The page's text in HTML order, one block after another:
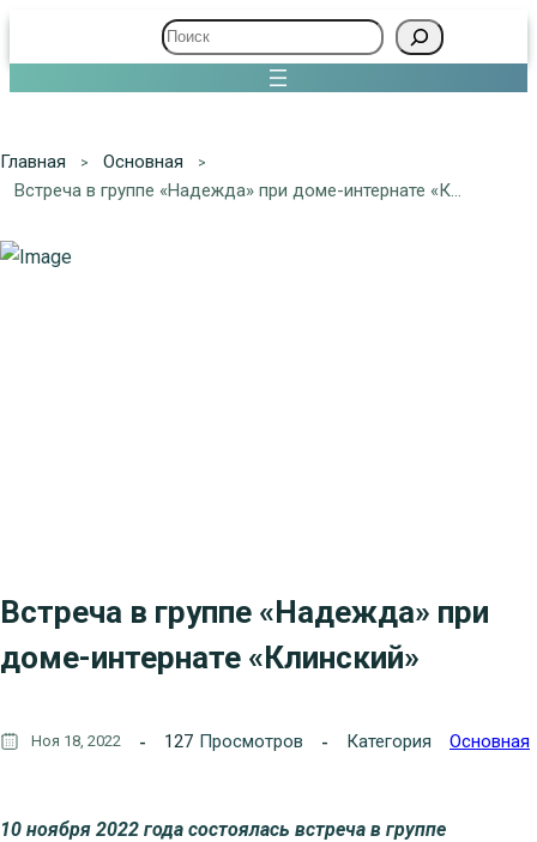
Поиск
Главная
Основная
Встреча в группе «Надежда» при доме-интернате «Клинский»
Встреча в группе «Надежда» при
доме-интернате «Клинский»
Ноя 18, 2022 127 Просмотров Категория Основная
10 ноября 2022 года состоялась встреча в группе